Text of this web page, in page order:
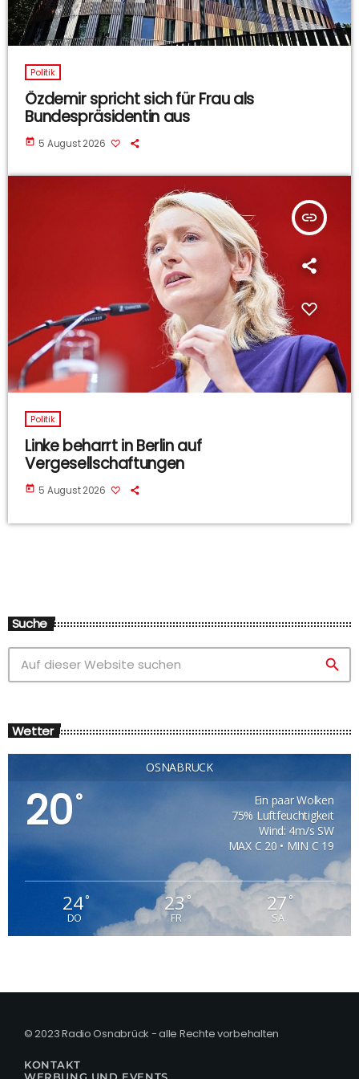
Politik
Özdemir spricht sich für Frau als
Bundespräsidentin aus
today 5 August 2026
insert_link
Politik
Linke beharrt in Berlin auf
Vergesellschaftungen
today 5 August 2026
Suche
search
Wetter
OSNABRÜCK
20°
Ein paar Wolken
75% Luftfeuchtigkeit
Wind: 4m/s SW
MAX C 20 • MIN C 19
24°
DO
23°
FR
27°
SA
© 2023 Radio Osnabrück - alle Rechte vorbehalten
KONTAKT
WERBUNG UND EVENTS